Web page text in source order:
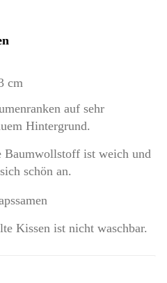
cm
auf sehr
Hintergrund.
Baumwollstoff ist weich und
schön an.
Kissen ist nicht waschbar.